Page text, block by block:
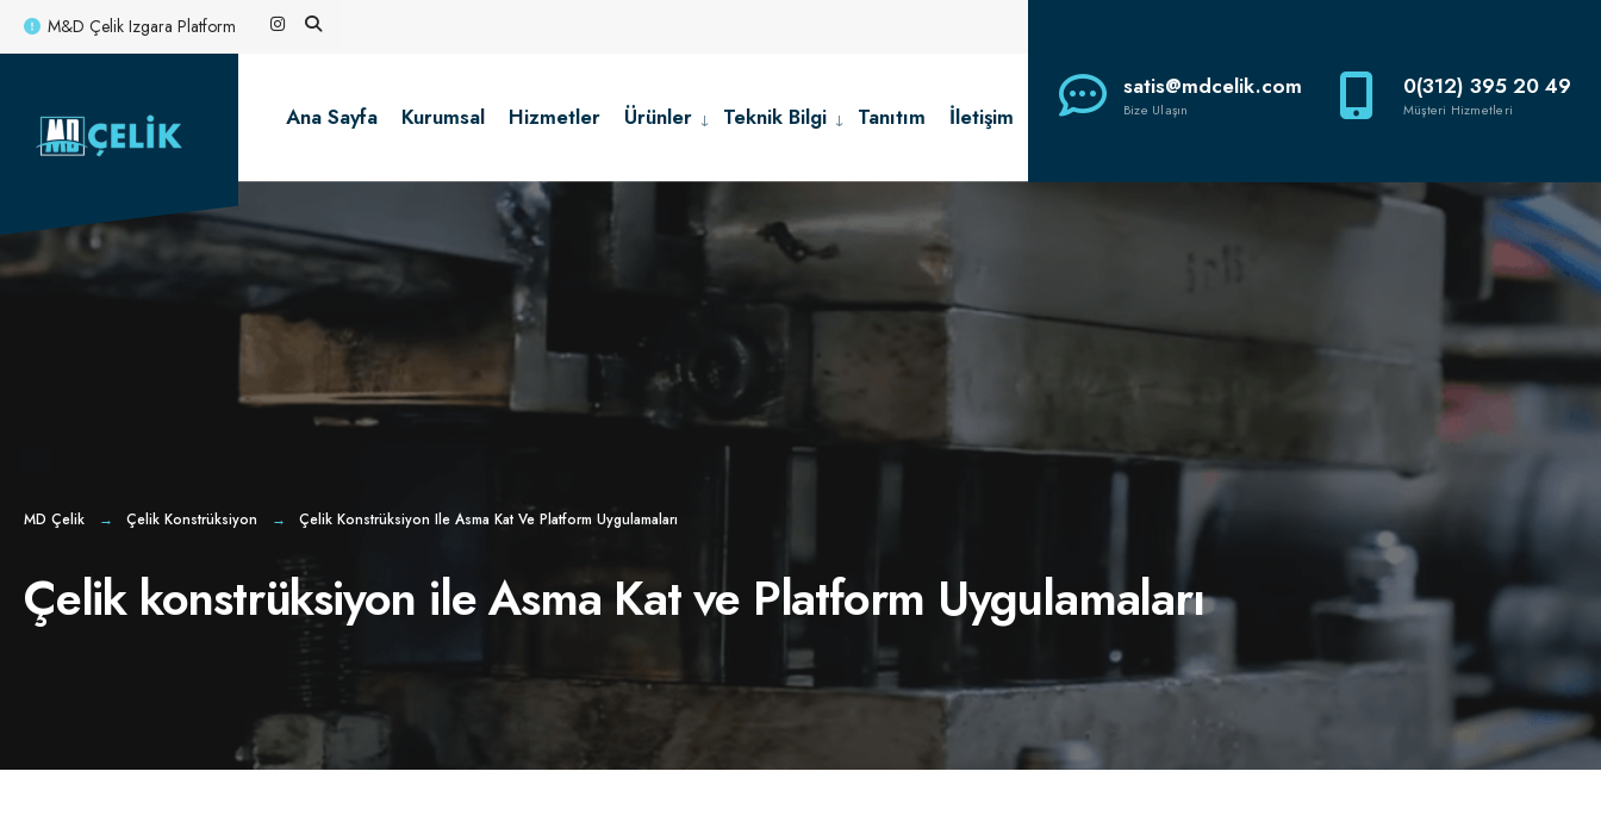
Skip
to
M&D Çelik Izgara Platform
Ana Sayfa Kurumsal Hizmetler Ürünler Teknik Bilgi Tanıtım İletişim
0(312) 395 20 49
Müşteri Hizmetleri
satis@mdcelik.com
Bize Ulaşın
MD Çelik Çelik Konstrüksiyon Çelik Konstrüksiyon Ile Asma Kat Ve Platform Uygulamaları
Çelik konstrüksiyon ile Asma Kat ve Platform Uygulamaları